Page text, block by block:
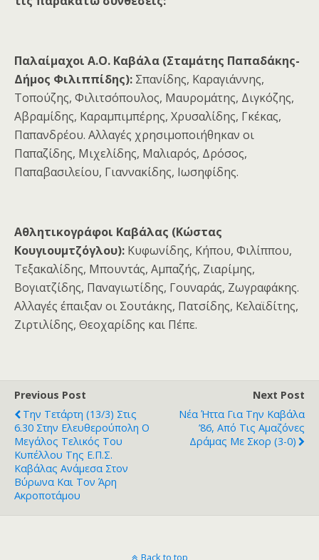
Παλαίμαχοι Α.Ο. Καβάλα (Σταμάτης Παπαδάκης-
Δήμος Φιλιππίδης): Σπανίδης, Καραγιάννης,
Τοπούζης, Φιλιτσόπουλος, Μαυρομάτης, Διγκόζης,
Αβραμίδης, Καραμπιμπέρης, Χρυσαλίδης, Γκέκας,
Παπανδρέου. Αλλαγές χρησιμοποιήθηκαν οι
Παπαζίδης, Μιχελίδης, Μαλιαρός, Δρόσος,
Παπαβασιλείου, Γιαννακίδης, Ιωσηφίδης.
Αθλητικογράφοι Καβάλας (Κώστας
Κουγιουμτζόγλου): Κυφωνίδης, Κήπου, Φιλίππου,
Τεξακαλίδης, Μπουντάς, Αμπαζής, Ζιαρίμης,
Βογιατζίδης, Παναγιωτίδης, Γουναράς, Ζωγραφάκης.
Αλλαγές έπαιξαν οι Σουτάκης, Πατσίδης, Κελαϊδίτης,
Ζιρτιλίδης, Θεοχαρίδης και Πέπε.
Previous Post
Την Τετάρτη (13/3) Στις
6.30 Στην Ελευθερούπολη Ο
Μεγάλος Τελικός Του
Κυπέλλου Της Ε.Π.Σ.
Καβάλας Ανάμεσα Στον
Βύρωνα Και Τον Άρη
Ακροποτάμου
Next Post
Νέα Ήττα Για Την Καβάλα
’86, Από Τις Αμαζόνες
Δράμας Με Σκορ (3-0)
Back to top